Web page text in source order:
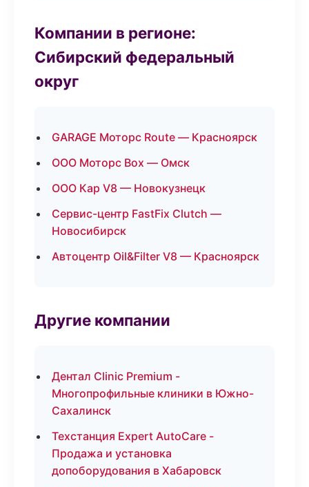
Компании в регионе:
Сибирский федеральный
округ
GARAGE Моторс Route — Красноярск
ООО Моторс Box — Омск
ООО Кар V8 — Новокузнецк
Сервис-центр FastFix Clutch —
Новосибирск
Автоцентр Oil&Filter V8 — Красноярск
Другие компании
Дентал Clinic Premium -
Многопрофильные клиники в Южно-
Сахалинск
Техстанция Expert AutoCare -
Продажа и установка
допоборудования в Хабаровск